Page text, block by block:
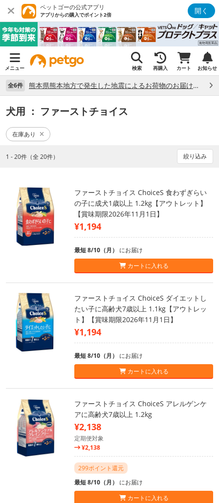
ペットゴーの公式アプリ
アプリからの購入でポイント2倍 開く
メニュー 検索 再購入 カート お知らせ
全6件 熊本県熊本地方で発生した地震によるお荷物のお届け状況について （7/28）
犬用 ： ファーストチョイス
在庫あり
1 - 20件（全 20件） 絞り込み
ファーストチョイス ChoiceS 食わずぎらい
の子に成犬1歳以上 1.2kg【アウトレット】
【賞味期限2026年11月1日】
¥1,194
最短 8/10（月） にお届け
カートに入れる
ファーストチョイス ChoiceS ダイエットし
たい子に高齢犬7歳以上 1.1kg【アウトレッ
ト】【賞味期限2026年11月1日】
¥1,194
最短 8/10（月） にお届け
カートに入れる
ファーストチョイス ChoiceS アレルゲンケ
アに高齢犬7歳以上 1.2kg
¥2,138
定期便対象
¥2,138
299ポイント還元
最短 8/10（月） にお届け
カートに入れる